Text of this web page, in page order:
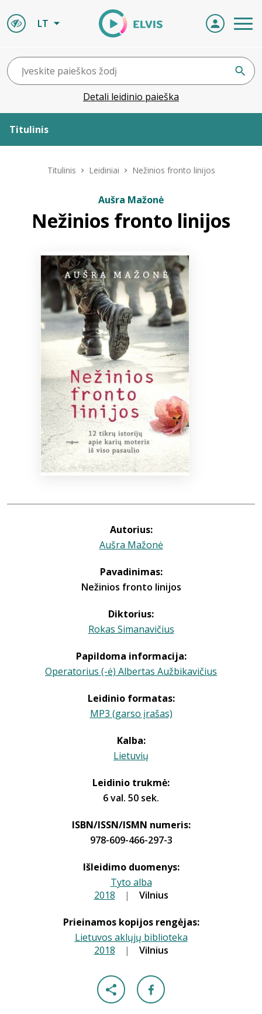
LT
Detali leidinio paieška
Titulinis
ELVIS atvyksta
Naujienos
Bibliotekoms
+370 667 80 541
Titulinis Leidiniai Nežinios fronto linijos
Aušra Mažonė
Nežinios fronto linijos
Autorius:
Aušra Mažonė
Pavadinimas:
Nežinios fronto linijos
Diktorius:
Rokas Simanavičius
Papildoma informacija:
Operatorius (-ė) Albertas Aužbikavičius
Leidinio formatas:
MP3 (garso įrašas)
Kalba:
Lietuvių
Leidinio trukmė:
6 val. 50 sek.
ISBN/ISSN/ISMN numeris:
978-609-466-297-3
Išleidimo duomenys:
Tyto alba
2018 | Vilnius
Prieinamos kopijos rengėjas:
Lietuvos aklųjų biblioteka
2018 | Vilnius